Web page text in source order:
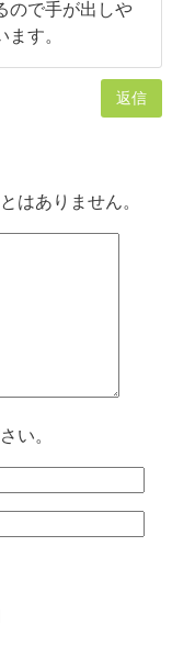
ので手が出しや
す。
返信
はありません。
い。